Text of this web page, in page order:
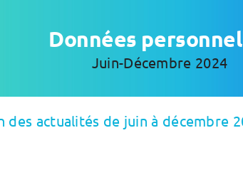
Données
Juin-Décembre 2024
actualités de juin à décembre